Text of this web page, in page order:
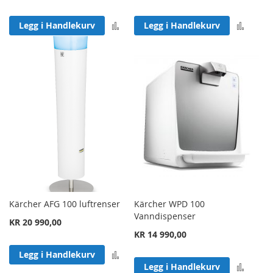
Legg i Handlekurv Legg til sammenligning
Legg i Handlekurv
Kärcher AFG 100 luftrenser
KR 20 990,00
Legg i Handlekurv
Kärcher WPD 100
Vanndispenser
KR 14 990,00
Legg i Handlekurv